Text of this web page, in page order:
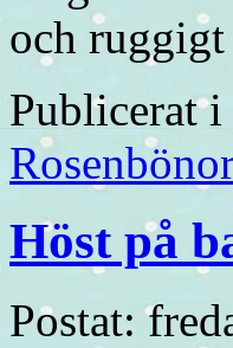
och
Publicerat i
Höst på
Postat: